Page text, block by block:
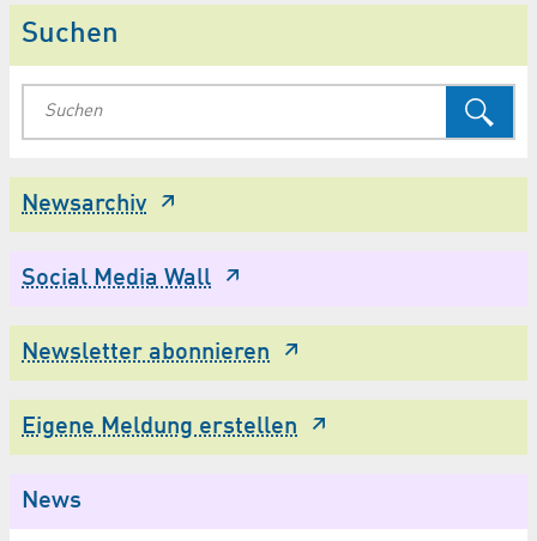
Suchen
Newsarchiv
Social Media Wall
Newsletter abonnieren
Eigene Meldung erstellen
News